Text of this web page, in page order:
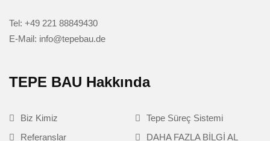
Tel: +49 221 88849430
E-Mail: info@tepebau.de
TEPE BAU Hakkında
Biz Kimiz
Tepe Süreç Sistemi
Referanslar
DAHA FAZLA BİLGİ AL